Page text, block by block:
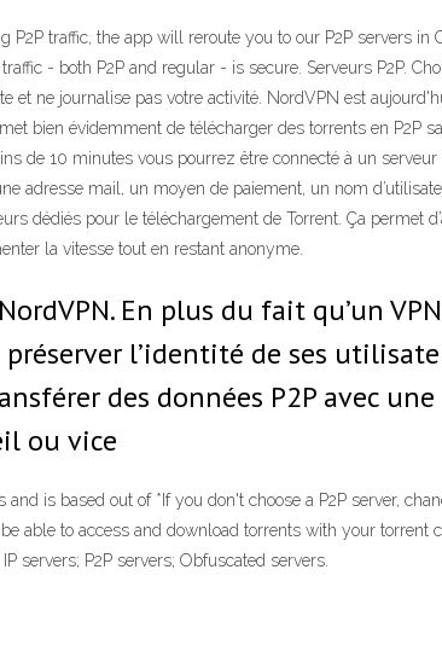
traffic, the app will reroute you to our P2P servers
- both P2P and regular - is secure. Serveurs P2P.
et ne journalise pas votre activité. NordVPN est
bien évidemment de télécharger des torrents en
de 10 minutes vous pourrez être connecté à un
adresse mail, un moyen de paiement, un nom
dédiés pour le téléchargement de Torrent. Ça permet
la vitesse tout en restant anonyme.
En plus du fait qu’un
l’identité de ses
des données P2P avec
ou vice
is based out of *If you don't choose a P2P server,
able to access and download torrents with your
servers; P2P servers; Obfuscated servers.